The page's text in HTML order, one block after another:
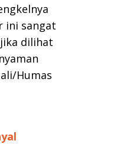
ini sangat
dilihat
Humas